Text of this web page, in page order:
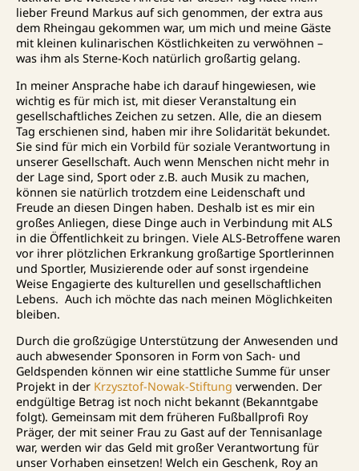
lieber Freund Markus auf sich genommen, der extra aus
dem Rheingau gekommen war, um mich und meine Gäste
mit kleinen kulinarischen Köstlichkeiten zu verwöhnen –
was ihm als Sterne-Koch natürlich großartig gelang.
In meiner Ansprache habe ich darauf hingewiesen, wie
wichtig es für mich ist, mit dieser Veranstaltung ein
gesellschaftliches Zeichen zu setzen. Alle, die an diesem
Tag erschienen sind, haben mir ihre Solidarität bekundet.
Sie sind für mich ein Vorbild für soziale Verantwortung in
unserer Gesellschaft. Auch wenn Menschen nicht mehr in
der Lage sind, Sport oder z.B. auch Musik zu machen,
können sie natürlich trotzdem eine Leidenschaft und
Freude an diesen Dingen haben. Deshalb ist es mir ein
großes Anliegen, diese Dinge auch in Verbindung mit ALS
in die Öffentlichkeit zu bringen. Viele ALS-Betroffene waren
vor ihrer plötzlichen Erkrankung großartige Sportlerinnen
und Sportler, Musizierende oder auf sonst irgendeine
Weise Engagierte des kulturellen und gesellschaftlichen
Lebens. Auch ich möchte das nach meinen Möglichkeiten
bleiben.
Durch die großzügige Unterstützung der Anwesenden und
auch abwesender Sponsoren in Form von Sach- und
Geldspenden können wir eine stattliche Summe für unser
Projekt in der Krzysztof-Nowak-Stiftung verwenden. Der
endgültige Betrag ist noch nicht bekannt (Bekanntgabe
folgt). Gemeinsam mit dem früheren Fußballprofi Roy
Präger, der mit seiner Frau zu Gast auf der Tennisanlage
war, werden wir das Geld mit großer Verantwortung für
unser Vorhaben einsetzen! Welch ein Geschenk, Roy an